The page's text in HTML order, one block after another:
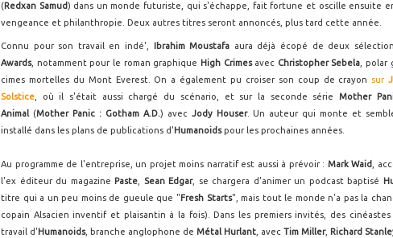
(Redxan Samud) dans un monde futuriste, qui s'échappe, fait fortune et oscille ensuite
vengeance et philanthropie. Deux autres titres seront annoncés, plus tard cette année.
Connu pour son travail en indé', Ibrahim Moustafa aura déjà écopé de deux
Awards, notamment pour le roman graphique High Crimesavec Christopher Sebela , polar
cimes mortelles du Mont Everest. On a également pu croiser son coup de crayon sur
Solstice , où il s'était aussi chargé du scénario, et sur la seconde série Mother
Animal (Mother Panic : Gotham A.D.) avec Jody Houser. Un auteur qui monte et
installé dans les plans de publications d'Humanoidspour les prochaines années.
Au programme de l'entreprise, un projet moins narratif est aussi à prévoir : Mark Waid
,
l'ex éditeur du magazine Paste Sean Edgar, se chargera d'animer un podcast baptisé
titre qui a un peu moins de gueule que "Fresh Starts", mais tout le monde n'a pas la
copain Alsacien inventif et plaisantin à la fois). Dans les premiers invités, des cinéastes
travail d'Humanoids, branche anglophone de Métal Hurlant , avec Tim Miller, Richard